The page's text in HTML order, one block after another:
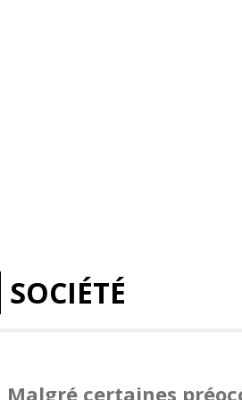
SOCIÉTÉ
Malgré certaines